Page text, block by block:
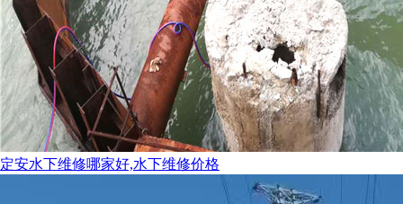
定安水下维修哪家好,水下维修价格